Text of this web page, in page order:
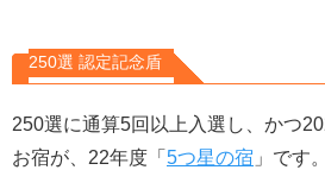
250選 認定記念盾
250選に通算5回以上入選し、かつ
お宿が、22年度「 5つ星の宿 」です。